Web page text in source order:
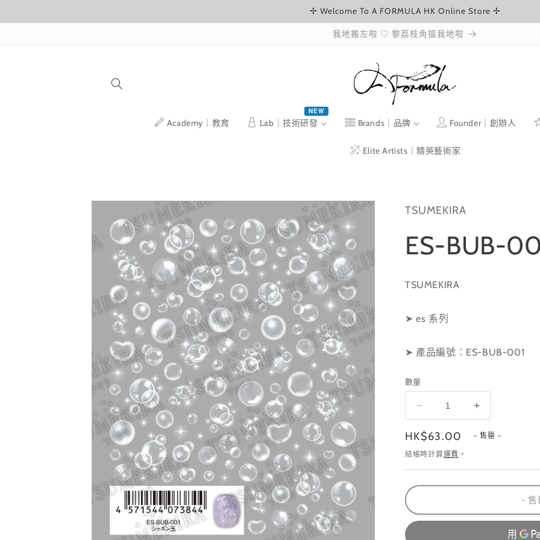
✢ Welcome To A FORMULA HK Online Store ✢
我地搬左啦 ♡ 黎荔枝角搵我地啦
Academy｜教育 Lab｜技術研發
NEW
Brands｜品牌 Founder｜創辦人
Elite Artists｜精英藝術家
略過產品
資訊
TSUMEKIRA
ES-BUB-
TSUMEKIRA
➤ es 系列
➤ 產品編號：ES-BUB-001
數量
BUB-
001
數
量
減
ES-
BUB-
001
量
增
定
價
HK$63.00 - 售罄 -
結帳時計算運費 。
- 售